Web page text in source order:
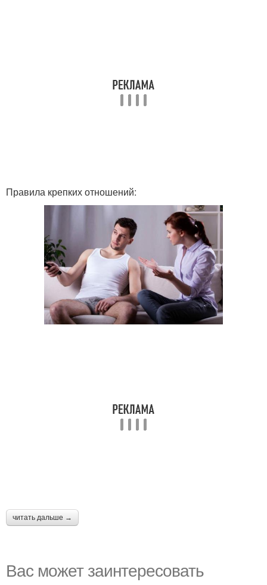
Правила крепких отношений:
читать дальше →
Вас может заинтересовать